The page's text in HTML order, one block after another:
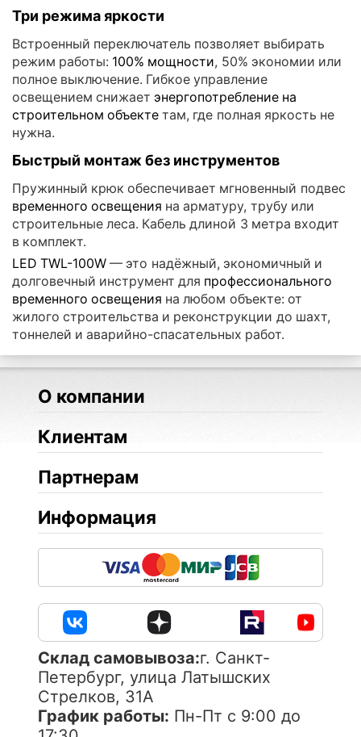
Три режима яркости
Встроенный переключатель позволяет выбирать
режим работы: 100% мощности, 50% экономии или
полное выключение. Гибкое управление
освещением снижает энергопотребление на
строительном объекте там, где полная яркость не
нужна.
Быстрый монтаж без инструментов
Пружинный крюк обеспечивает мгновенный подвес
временного освещения на арматуру, трубу или
строительные леса. Кабель длиной 3 метра входит
в комплект.
LED TWL-100W — это надёжный, экономичный и
долговечный инструмент для профессионального
временного освещения на любом объекте: от
жилого строительства и реконструкции до шахт,
тоннелей и аварийно-спасательных работ.
О компании
Клиентам
Партнерам
Информация
Cклад самовывоза:г. Санкт-
Петербург, улица Латышских
Стрелков, 31А
График работы: Пн-Пт с 9:00 до